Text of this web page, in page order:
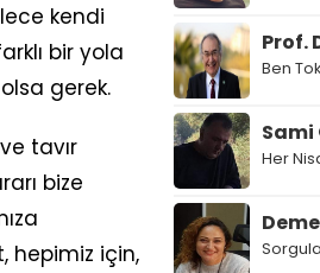
kendi
bir yola
gerek.
tavır
bize
hepimiz için,
Prof.
Ben
Sami
Her
Sorgula